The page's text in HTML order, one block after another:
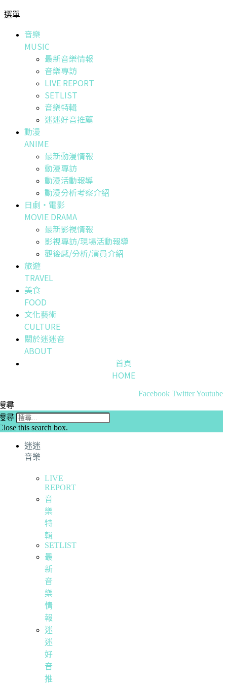
選單
音樂
MUSIC
最新音樂情報
音樂專訪
LIVE REPORT
SETLIST
音樂特輯
迷迷好音推薦
動漫
ANIME
最新動漫情報
動漫專訪
動漫活動報導
動漫分析考察介紹
日劇・電影
MOVIE DRAMA
最新影視情報
影視專訪/現場活動報導
觀後感/分析/演員介紹
旅遊
TRAVEL
美食
FOOD
文化藝術
CULTURE
關於迷迷音
ABOUT
首頁
HOME
Facebook TwitterYoutube
尋
尋
this search box.
迷迷
音樂
LIVE
REPORT
音
樂
特
輯
SETLIST
最
新
音
樂
情
報
迷
迷
好
音
推